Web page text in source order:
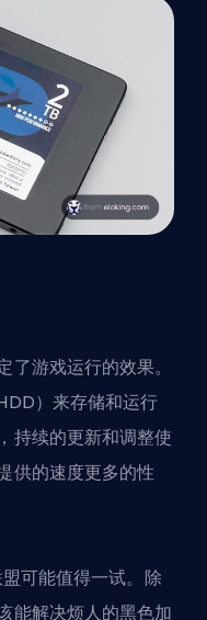
游戏运行的效果。
）来存储和运行
持续的更新和调整使
供的速度更多的性
可能值得一试。除
能解决烦人的黑色加